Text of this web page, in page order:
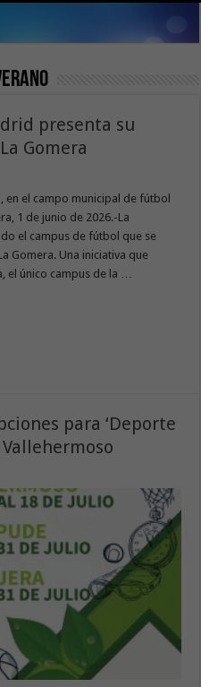
presenta su
Gomera
en el campo municipal de fútbol
1 de junio de 2026.-La
el campus de fútbol que se
Gomera. Una iniciativa que
el único campus de la …
para ‘Deporte